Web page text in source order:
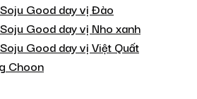
Good day vị Đào
Good day vị Nho xanh
Good day vị Việt Quất
Choon